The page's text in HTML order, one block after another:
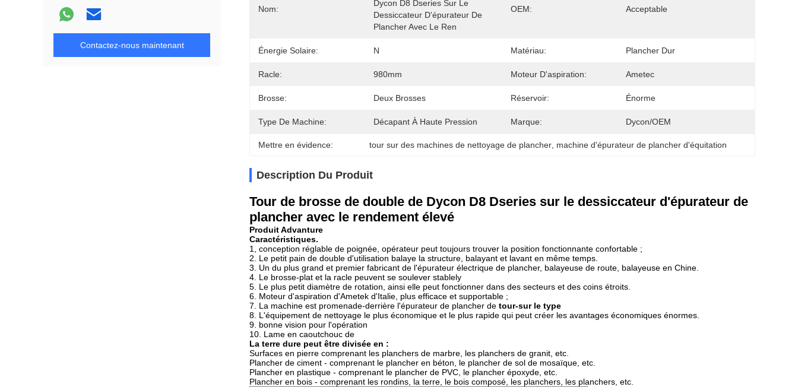
Contactez-nous maintenant
Nom:
Dycon D8 Dseries Sur Le
Dessiccateur D'épurateur De
Plancher Avec Le Ren
OEM: Acceptable
Énergie Solaire: N Matériau: Plancher Dur
Racle: 980mm Moteur D'aspiration: Ametec
Brosse: Deux Brosses Réservoir: Énorme
Type De Machine: Décapant À Haute Pression Marque: Dycon/OEM
Mettre en évidence: tour sur des machines de nettoyage de plancher machine d'épurateur de plancher d'équitation
Description Du Produit
Tour de brosse de double de Dycon D8 Dseries sur le dessiccateur d'épurateur de
plancher avec le rendement élevé
Produit Advanture
Caractéristiques.
1, conception réglable de poignée, opérateur peut toujours trouver la position fonctionnante confortable ;
2. Le petit pain de double d'utilisation balaye la structure, balayant et lavant en même temps.
3. Un du plus grand et premier fabricant de l'épurateur électrique de plancher, balayeuse de route, balayeuse en Chine.
4. Le brosse-plat et la racle peuvent se soulever stablely
5. Le plus petit diamètre de rotation, ainsi elle peut fonctionner dans des secteurs et des coins étroits.
6. Moteur d'aspiration d'Ametek d'Italie, plus efficace et supportable ;
7. La machine est promenade-derrière l'épurateur de plancher de tour-sur le type
8. L'équipement de nettoyage le plus économique et le plus rapide qui peut créer les avantages économiques énormes.
9. bonne vision pour l'opération
10. Lame en caoutchouc de
La terre dure peut être divisée en :
Surfaces en pierre comprenant les planchers de marbre, les planchers de granit, etc.
Plancher de ciment - comprenant le plancher en béton, le plancher de sol de mosaïque, etc.
Plancher en plastique - comprenant le plancher de PVC, le plancher époxyde, etc.
Plancher en bois - comprenant les rondins, la terre, le bois composé, les planchers, les planchers, etc.